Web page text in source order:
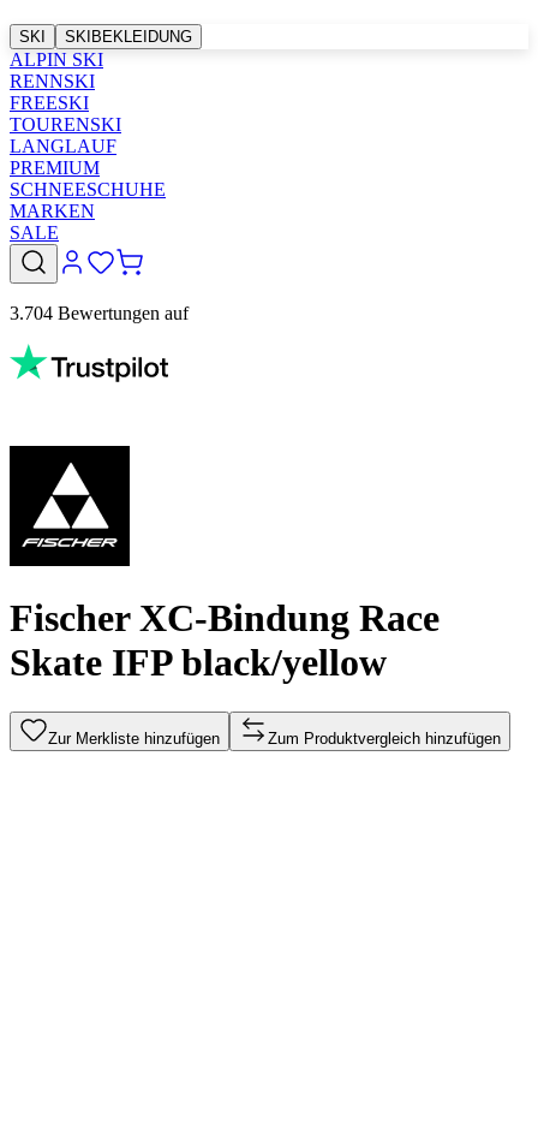
SKI SKIBEKLEIDUNG
ALPIN SKI
RENNSKI
FREESKI
TOURENSKI
LANGLAUF
PREMIUM
SCHNEESCHUHE
MARKEN
SALE
3.704 Bewertungen auf
Fischer XC-Bindung Race
Skate IFP black/yellow
Zur Merkliste hinzufügen Zum Produktvergleich hinzufügen